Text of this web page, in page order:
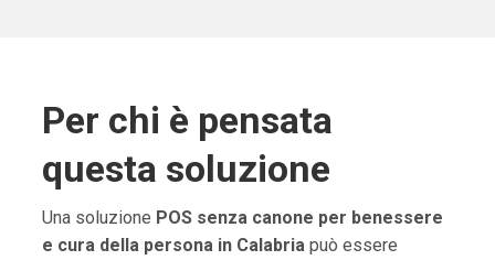
Per chi è pensata
questa soluzione
Una soluzione POS senza canone per benessere
e cura della persona in Calabria può essere